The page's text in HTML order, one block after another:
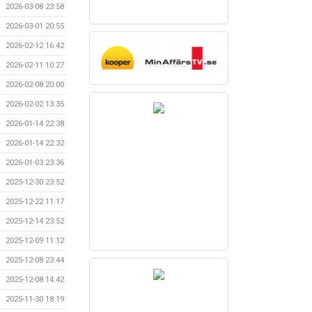
2026-03-08 23:58
2026-03-01 20:55
2026-02-12 16:42
2026-02-11 10:27
2026-02-08 20:00
2026-02-02 13:35
2026-01-14 22:38
2026-01-14 22:32
2026-01-03 23:36
2025-12-30 23:52
2025-12-22 11:17
2025-12-14 23:52
2025-12-09 11:12
2025-12-08 23:44
2025-12-08 14:42
2025-11-30 18:19